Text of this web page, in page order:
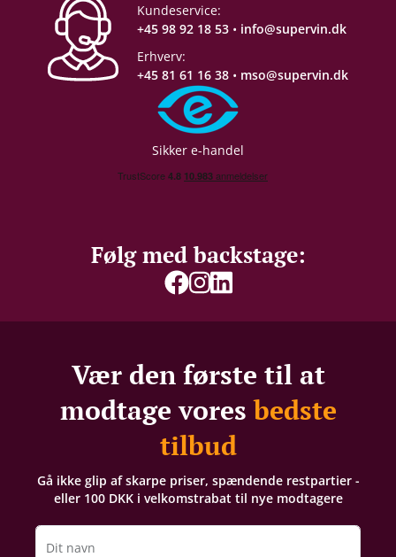
Kundeservice:
+45 98 92 18 53 • info@supervin.dk
Erhverv:
+45 81 61 16 38 • mso@supervin.dk
Sikker e-handel
Følg med backstage:
Vær den første til at
modtage voresbedste
tilbud
Gå ikke glip af skarpe priser, spændende restpartier -
eller 100 DKK i velkomstrabat til nye modtagere
Dit navn